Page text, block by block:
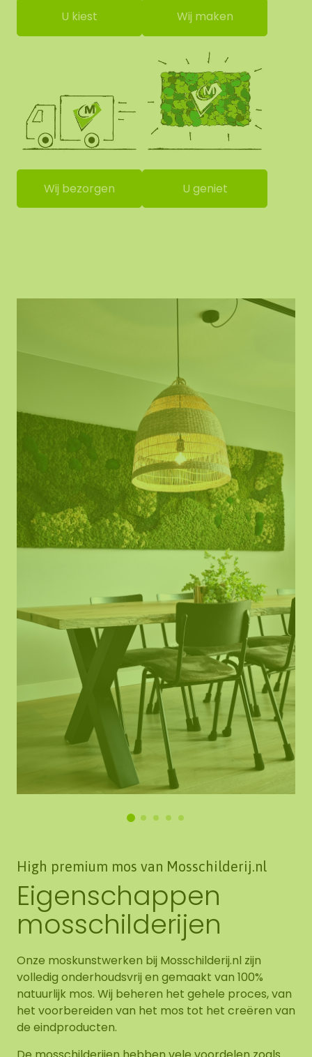
U kiest Wij maken
Wij bezorgen U geniet
High premium mos van Mosschilderij.nl
Eigenschappen
mosschilderijen
Onze moskunstwerken bij Mosschilderij.nl zijn
volledig onderhoudsvrij en gemaakt van 100%
natuurlijk mos. Wij beheren het gehele proces, van
het voorbereiden van het mos tot het creëren van
de eindproducten.